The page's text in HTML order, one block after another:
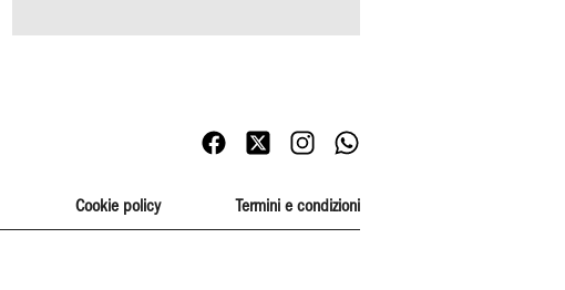
Cookie policy Termini e condizioni